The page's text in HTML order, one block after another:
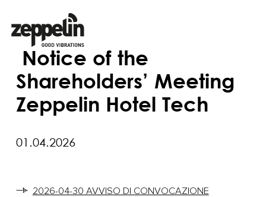
Notice of the
Shareholders’ Meeting
Zeppelin Hotel Tech
01.04.2026
2026-04-30 AVVISO DI CONVOCAZIONE